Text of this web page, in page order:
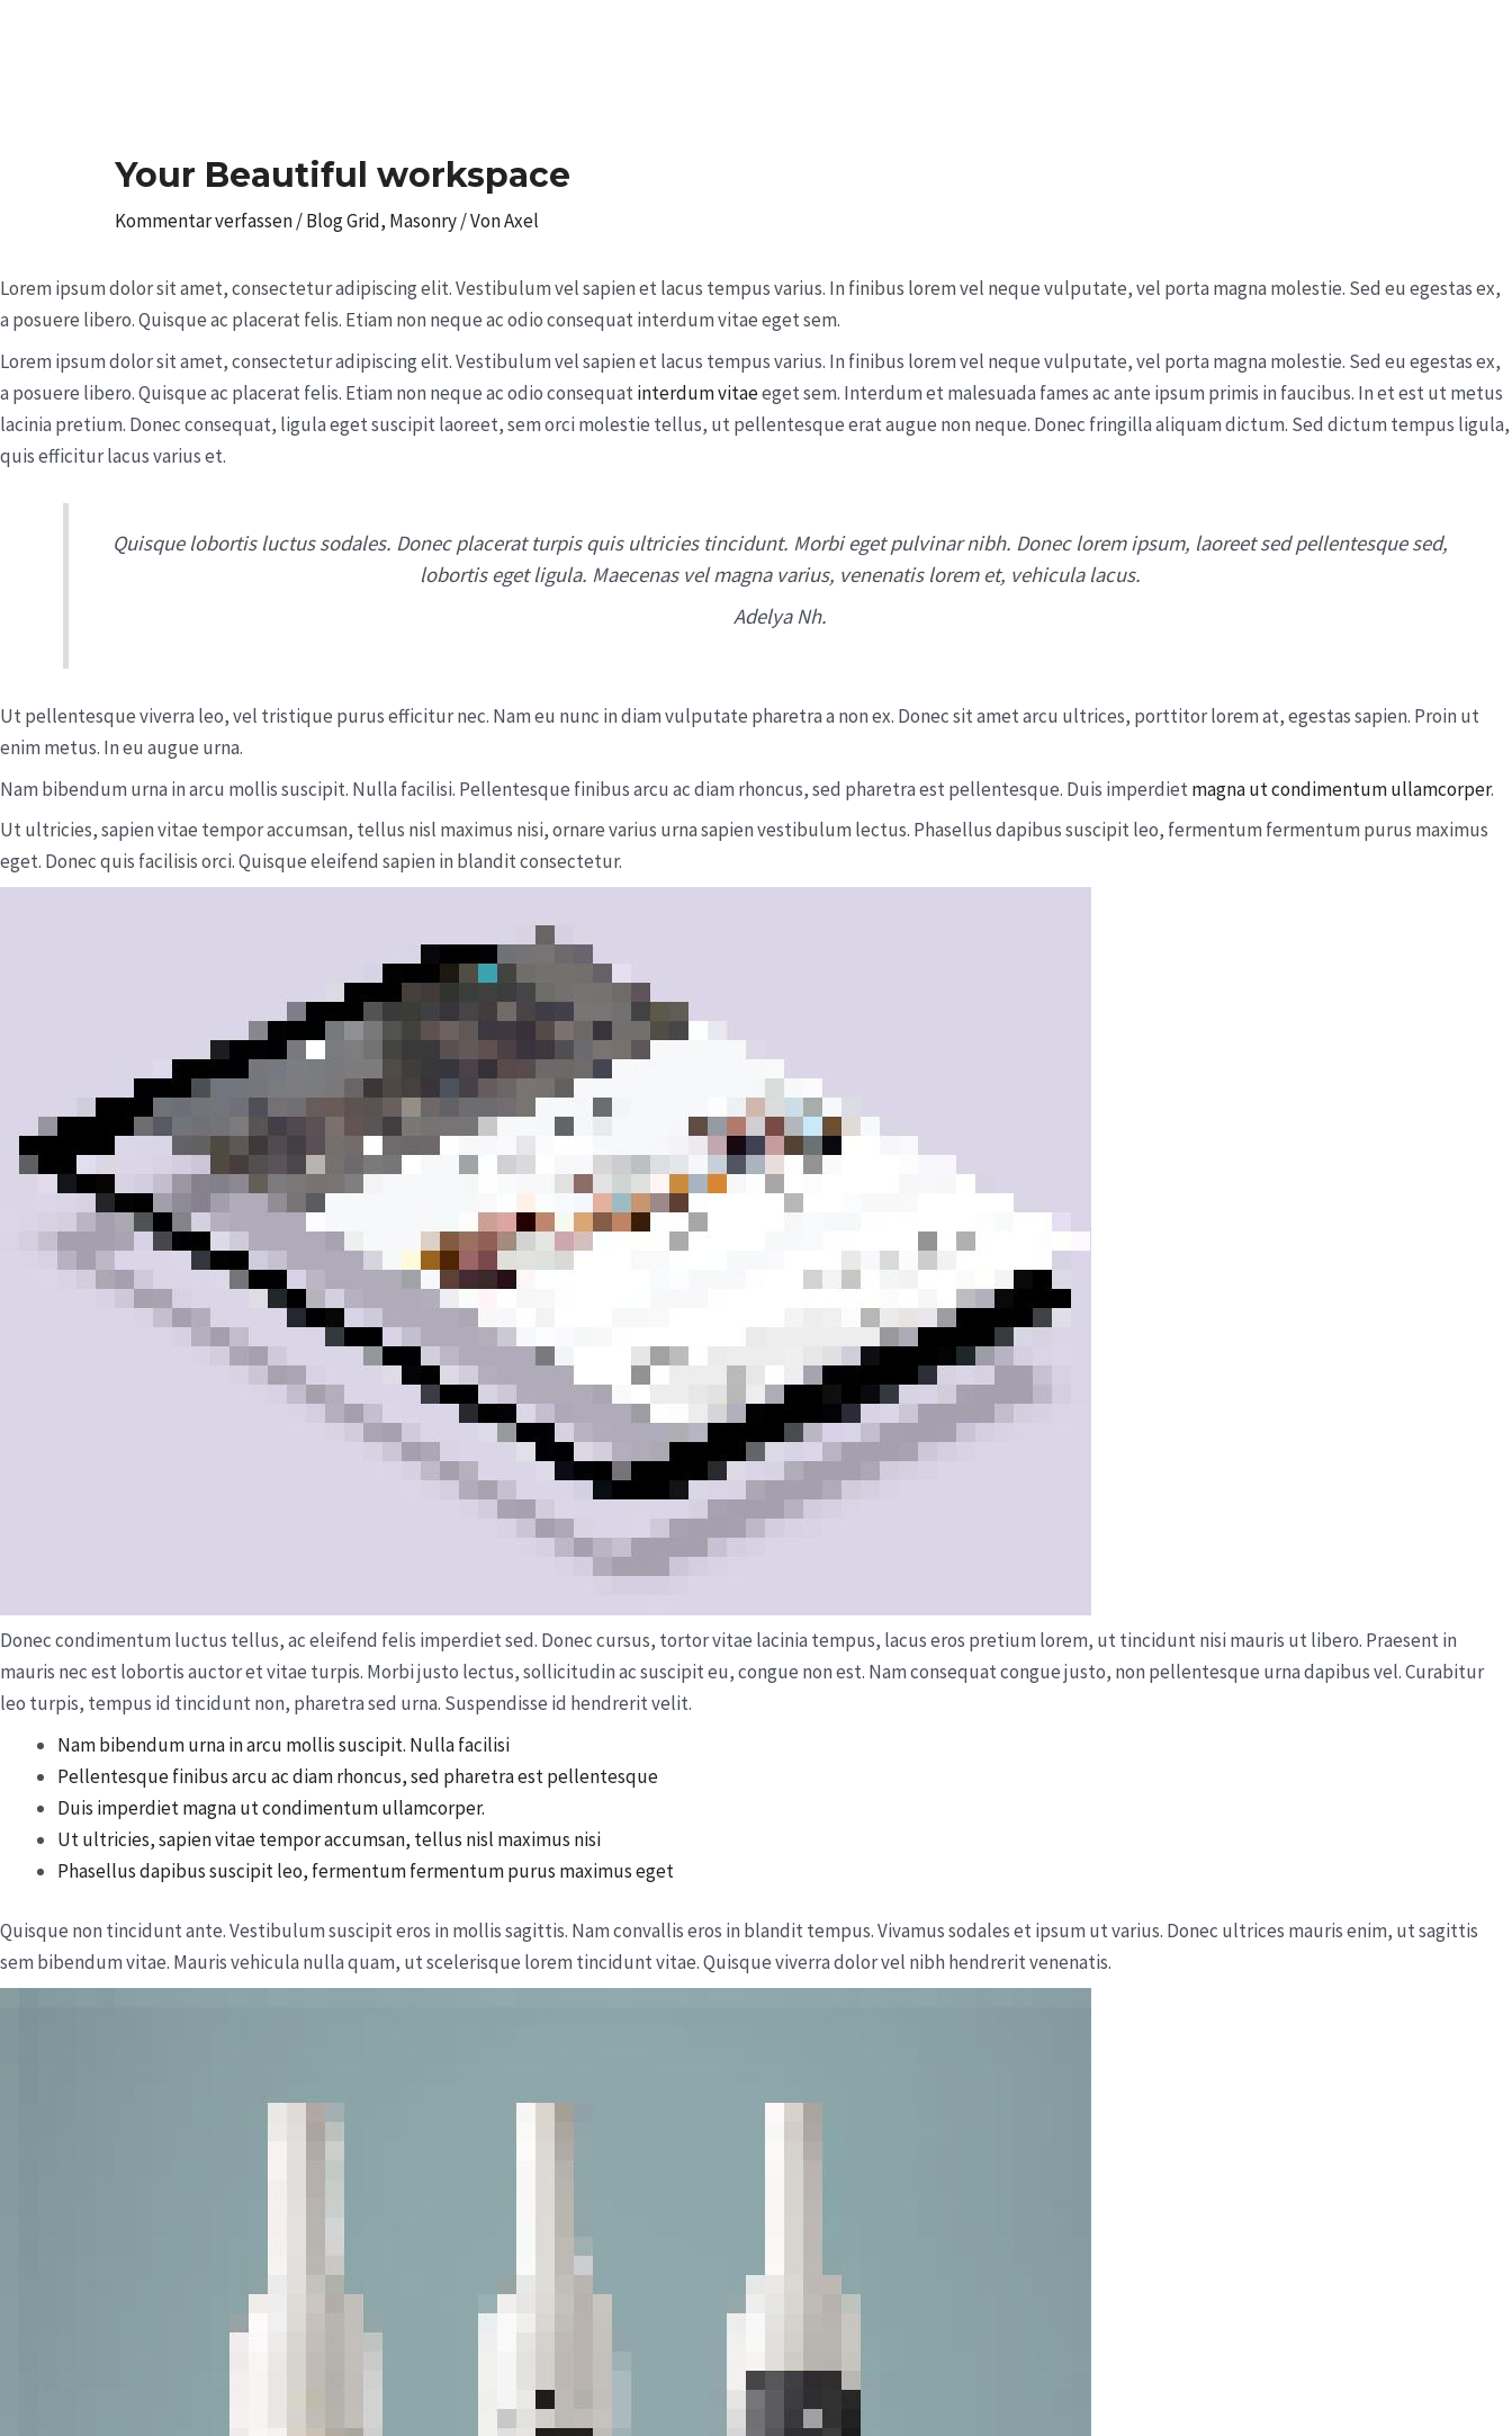
Your Beautiful workspace
Kommentar verfassen/Blog Grid, Masonry/ VonAxel
Lorem ipsum dolor sit amet, consectetur adipiscing elit. Vestibulum vel sapien et lacus tempus varius. In finibus lorem vel neque vulputate, vel porta magna molestie. Sed eu egestas ex,
a posuere libero. Quisque ac placerat felis. Etiam non neque ac odio consequat interdum vitae eget sem.
Lorem ipsum dolor sit amet, consectetur adipiscing elit. Vestibulum vel sapien et lacus tempus varius. In finibus lorem vel neque vulputate, vel porta magna molestie. Sed eu egestas ex,
a posuere libero. Quisque ac placerat felis. Etiam non neque ac odio consequatinterdum vitaeeget sem. Interdum et malesuada fames ac ante ipsum primis in faucibus. In et est ut metus
lacinia pretium. Donec consequat, ligula eget suscipit laoreet, sem orci molestie tellus, ut pellentesque erat augue non neque. Donec fringilla aliquam dictum. Sed dictum tempus ligula,
quis efficitur lacus varius et.
Quisque lobortis luctus sodales. Donec placerat turpis quis ultricies tincidunt. Morbi eget pulvinar nibh. Donec lorem ipsum, laoreet sed pellentesque sed,
lobortis eget ligula. Maecenas vel magna varius, venenatis lorem et, vehicula lacus.
Adelya Nh.
Ut pellentesque viverra leo, vel tristique purus efficitur nec. Nam eu nunc in diam vulputate pharetra a non ex. Donec sit amet arcu ultrices, porttitor lorem at, egestas sapien. Proin ut
enim metus. In eu augue urna.
Nam bibendum urna in arcu mollis suscipit. Nulla facilisi. Pellentesque finibus arcu ac diam rhoncus, sed pharetra est pellentesque. Duis imperdietmagna ut condimentum ullamcorper.
Ut ultricies, sapien vitae tempor accumsan, tellus nisl maximus nisi, ornare varius urna sapien vestibulum lectus. Phasellus dapibus suscipit leo, fermentum fermentum purus maximus
eget. Donec quis facilisis orci. Quisque eleifend sapien in blandit consectetur.
Donec condimentum luctus tellus, ac eleifend felis imperdiet sed. Donec cursus, tortor vitae lacinia tempus, lacus eros pretium lorem, ut tincidunt nisi mauris ut libero. Praesent in
mauris nec est lobortis auctor et vitae turpis. Morbi justo lectus, sollicitudin ac suscipit eu, congue non est. Nam consequat congue justo, non pellentesque urna dapibus vel. Curabitur
leo turpis, tempus id tincidunt non, pharetra sed urna. Suspendisse id hendrerit velit.
Nam bibendum urna in arcu mollis suscipit. Nulla facilisi
Pellentesque finibus arcu ac diam rhoncus, sed pharetra est pellentesque
Duis imperdiet magna ut condimentum ullamcorper.
Ut ultricies, sapien vitae tempor accumsan, tellus nisl maximus nisi
Phasellus dapibus suscipit leo, fermentum fermentum purus maximus eget
Quisque non tincidunt ante. Vestibulum suscipit eros in mollis sagittis. Nam convallis eros in blandit tempus. Vivamus sodales et ipsum ut varius. Donec ultrices mauris enim, ut sagittis
sem bibendum vitae. Mauris vehicula nulla quam, ut scelerisque lorem tincidunt vitae. Quisque viverra dolor vel nibh hendrerit venenatis.